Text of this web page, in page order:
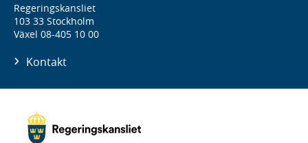
Regeringskansliet
103 33 Stockholm
Växel 08-405 10 00
Kontakt